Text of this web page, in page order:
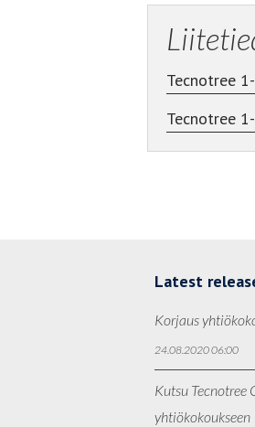
Tecnotree
Tecnotree
Latest
Korjaus
24.08.2020 06:00
Kutsu Tecnotree
yhtiökokoukseen